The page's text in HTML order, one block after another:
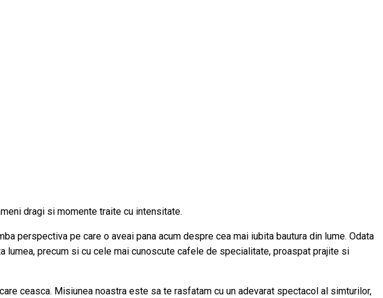
dragi si momente traite cu intensitate.
perspectiva pe care o aveai pana acum despre cea mai iubita bautura din lume. Odata
lumea, precum si cu cele mai cunoscute cafele de specialitate, proaspat prajite si
ceasca. Misiunea noastra este sa te rasfatam cu un adevarat spectacol al simturilor,